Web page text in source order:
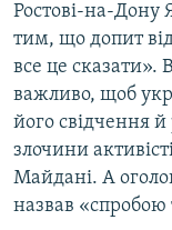
Ростові-на-Дону
тим, що допит
все це сказати».
важливо, щоб
його свідчення й
злочини
Майдані. А
назвав «спробою